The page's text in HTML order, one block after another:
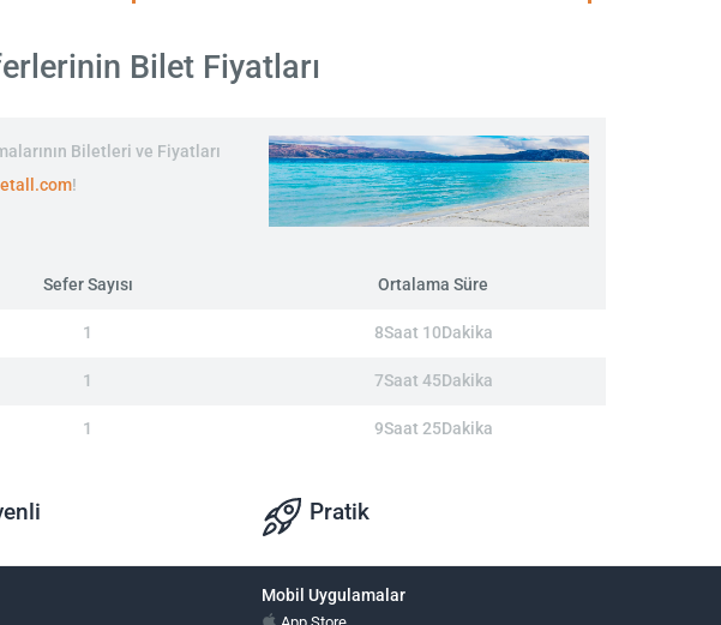
Bilet Fiyatları
Biletleri ve Fiyatları
!
Sefer Sayısı Ortalama Süre
1 8Saat 10Dakika
1 7Saat 45Dakika
1 9Saat 25Dakika
Pratik
Mobil Uygulamalar